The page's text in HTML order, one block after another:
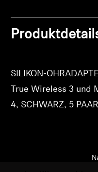
Professionell
SILIKON-
True Wireless 3 und
4, SCHWARZ, 5 PAAR
Melden Sie sich bei
Produkte zu Ihrer
Ihre zuvor